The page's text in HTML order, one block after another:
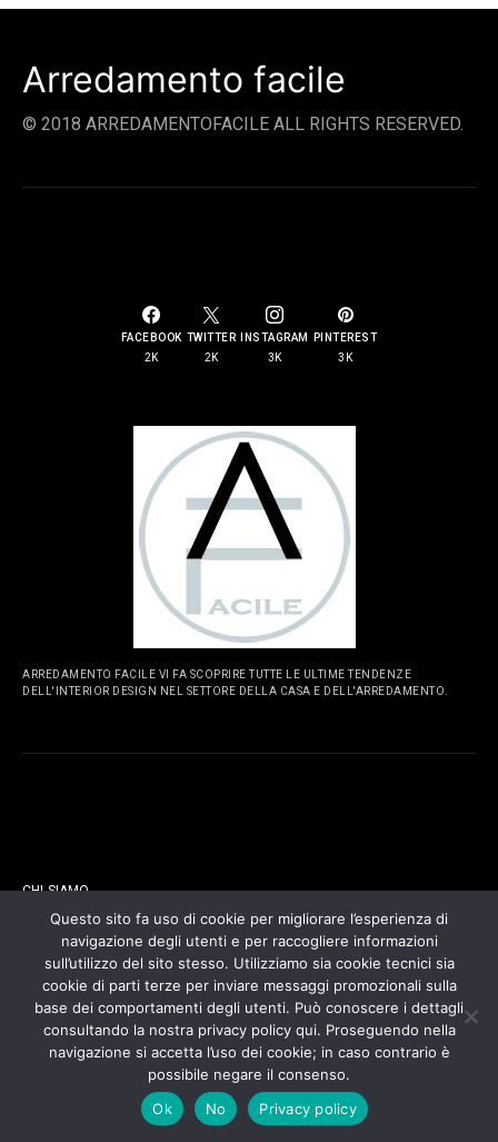
Arredamento facile
© 2018 ARREDAMENTOFACILE ALL RIGHTS RESERVED.
FACEBOOK
2K
TWITTER
2K
INSTAGRAM
3K
PINTEREST
3K
ARREDAMENTO FACILE VI FA SCOPRIRE TUTTE LE ULTIME TENDENZE
DELL'INTERIOR DESIGN NEL SETTORE DELLA CASA E DELL'ARREDAMENTO.
CHI SIAMO
CONTATTI
COOKIES POLICY
PRIVACY POLICY
Questo sito fa uso di cookie per migliorare l’esperienza di
navigazione degli utenti e per raccogliere informazioni
sull’utilizzo del sito stesso. Utilizziamo sia cookie tecnici sia
cookie di parti terze per inviare messaggi promozionali sulla
base dei comportamenti degli utenti. Può conoscere i dettagli
consultando la nostra privacy policy qui. Proseguendo nella
navigazione si accetta l’uso dei cookie; in caso contrario è
possibile negare il consenso.
Ok
No Privacy policy